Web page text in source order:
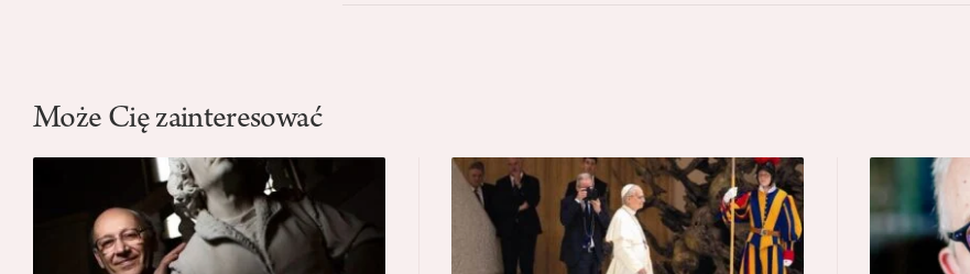
Może Cię zainteresować